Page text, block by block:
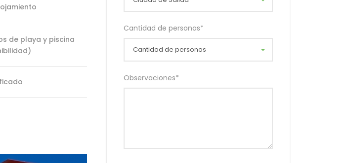
Cantidad de personas*
Observaciones*
de playa y piscina